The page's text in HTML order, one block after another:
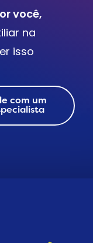
você,
na
isso
com um